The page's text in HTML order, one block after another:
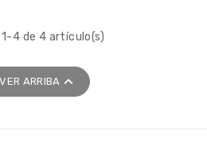
42
4 de 4 artículo(s)
ARRIBA 